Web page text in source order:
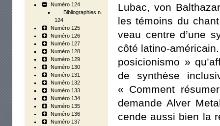
Numéro 124
Bibliographies n.
124
Numéro 125
Numéro 126
Numéro 127
Numéro 128
Numéro 129
Numéro 130
Numéro 131
Numéro 132
Numéro 133
Numéro 134
Numéro 135
Numéro 136
Numéro 137
Lubac, von
les témoins du
veau centre d’une
côté lati­no-
po­si­cio­nis­mo »
de syn­thèse
« Com­ment
demande Alver
cende aus­si bien la